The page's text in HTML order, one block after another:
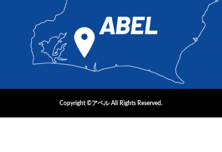
Copyright ©アベル All Rights Reserved.